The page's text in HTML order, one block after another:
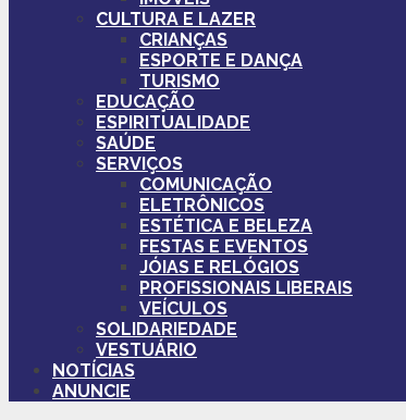
CULTURA E LAZER
CRIANÇAS
ESPORTE E DANÇA
TURISMO
EDUCAÇÃO
ESPIRITUALIDADE
SAÚDE
SERVIÇOS
COMUNICAÇÃO
ELETRÔNICOS
ESTÉTICA E BELEZA
FESTAS E EVENTOS
JÓIAS E RELÓGIOS
PROFISSIONAIS LIBERAIS
VEÍCULOS
SOLIDARIEDADE
VESTUÁRIO
NOTÍCIAS
ANUNCIE